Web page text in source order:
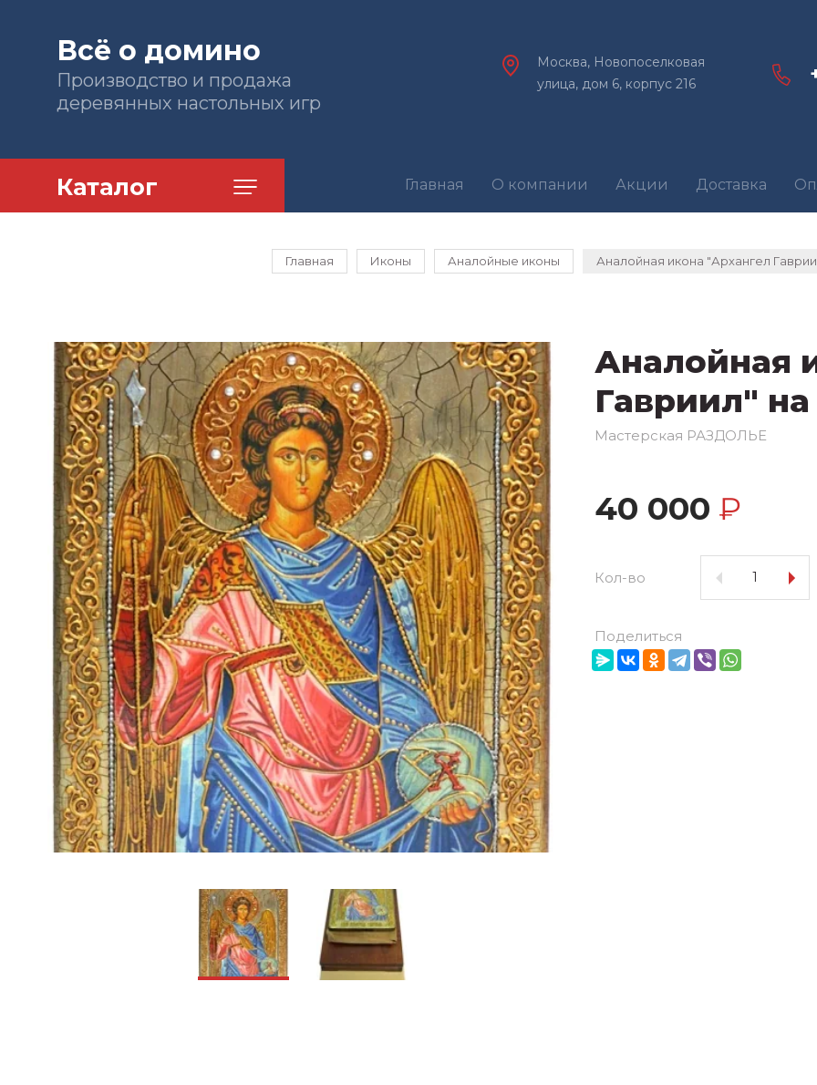
Всё о домино
Производство и продажа
деревянных настольных игр
Москва, Новопоселковая
улица, дом 6, корпус 216
Каталог Главная О компании Акции Доставка
Главная Иконы Аналойные иконы Аналойная икона "Архангел
Аналойная
Гавриил"
Мастерская РАЗДОЛЬЕ
40 000 ₽
Кол-во
Поделиться